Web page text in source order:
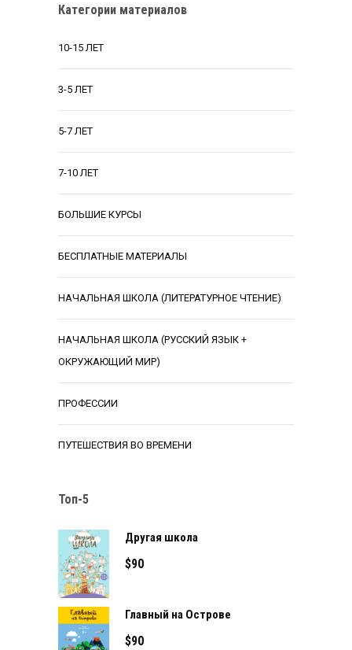
Категории материалов
10-15 ЛЕТ
3-5 ЛЕТ
5-7 ЛЕТ
7-10 ЛЕТ
БОЛЬШИЕ КУРСЫ
БЕСПЛАТНЫЕ МАТЕРИАЛЫ
НАЧАЛЬНАЯ ШКОЛА (ЛИТЕРАТУРНОЕ ЧТЕНИЕ)
НАЧАЛЬНАЯ ШКОЛА (РУССКИЙ ЯЗЫК +
ОКРУЖАЮЩИЙ МИР)
ПРОФЕССИИ
ПУТЕШЕСТВИЯ ВО ВРЕМЕНИ
Топ-5
Другая школа
$90
Главный на Острове
$90